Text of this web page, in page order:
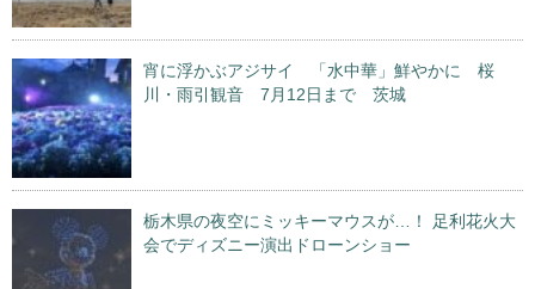
宵に浮かぶアジサイ 「水中華」鮮やかに 桜
川・雨引観音 7月12日まで 茨城
栃木県の夜空にミッキーマウスが…！ 足利花火大
会でディズニー演出ドローンショー